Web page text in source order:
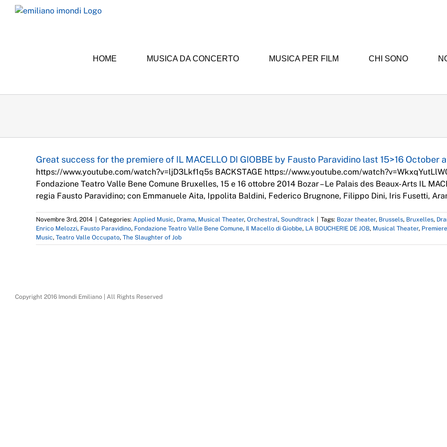
Skip
HOME MUSICA DA CONCERTO MUSICA PER FILM CHI SONO
Great success for the premiere of IL MACELLO DI GIOBBE by Fausto Paravidino last 15>16 October
https://www.youtube.com/watch?v=ljD3Lkf1q5s BACKSTAGE https://www.youtube.com/
Fondazione Teatro Valle Bene Comune Bruxelles, 15 e 16 ottobre 2014 Bozar – Le Palais des Beaux-Arts IL
regia Fausto Paravidino; con Emmanuele Aita, Ippolita Baldini, Federico Brugnone, Filippo Dini, Iris Fusetti,
Novembre 3rd, 2014 Categories: Applied Music, Drama, Musical Theater, Orchestral, Soundtrack Tags: Bozar theater, Brussels, Bruxelles,
Enrico Melozzi, Fausto Paravidino, Fondazione Teatro Valle Bene Comune, Il Macello di Giobbe, LA BOUCHERIE DE JOB, Musical Theater, Premiere
Music, Teatro Valle Occupato, The Slaughter of Job
Copyright 2016 Imondi Emiliano | All Rights Reserved